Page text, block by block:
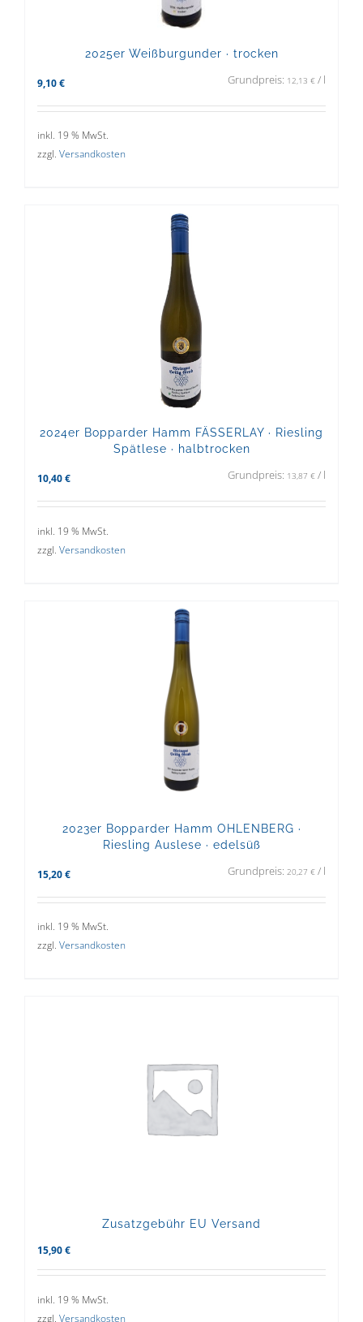
2025er Weißburgunder · trocken
9,10 € Grundpreis: 12,13 € / l
inkl. 19 % MwSt.
zzgl. Versandkosten
2024er Bopparder Hamm FÄSSERLAY · Riesling
Spätlese · halbtrocken
10,40 € Grundpreis: 13,87 € / l
inkl. 19 % MwSt.
zzgl. Versandkosten
2023er Bopparder Hamm OHLENBERG ·
Riesling Auslese · edelsüß
15,20 € Grundpreis: 20,27 € / l
inkl. 19 % MwSt.
zzgl. Versandkosten
Zusatzgebühr EU Versand
15,90 €
inkl. 19 % MwSt.
zzgl. Versandkosten